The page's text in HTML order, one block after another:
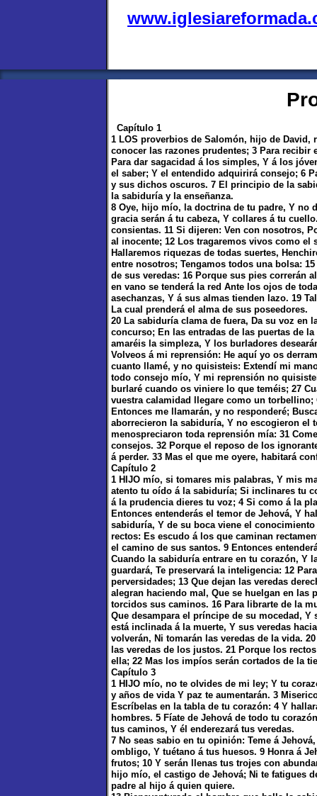
Capítulo 1
1 LOS proverbios de Salomón, hijo de David,
conocer las razones prudentes; 3 Para
Para dar sagacidad á los simples, Y á los
el saber; Y el entendido adquirirá consejo; 6
y sus dichos oscuros. 7 El principio de la
la sabiduría y la enseñanza.
8 Oye, hijo mío, la doctrina de tu padre, Y no
gracia serán á tu cabeza, Y collares á tu
consientas. 11 Si dijeren: Ven con nosotros,
al inocente; 12 Los tragaremos vivos como el
Hallaremos riquezas de todas suertes,
entre nosotros; Tengamos todos una bolsa:
de sus veredas: 16 Porque sus pies correrán
en vano se tenderá la red Ante los ojos de
asechanzas, Y á sus almas tienden lazo. 19
La cual prenderá el alma de sus poseedores.
20 La sabiduría clama de fuera, Da su voz en
concurso; En las entradas de las puertas de
amaréis la simpleza, Y los burladores
Volveos á mi reprensión: He aquí yo os
cuanto llamé, y no quisisteis: Extendí mi
todo consejo mío, Y mi reprensión no
burlaré cuando os viniere lo que teméis; 27
vuestra calamidad llegare como un
Entonces me llamarán, y no responderé;
aborrecieron la sabiduría, Y no escogieron el
menospreciaron toda reprensión mía: 31
consejos. 32 Porque el reposo de los
á perder. 33 Mas el que me oyere, habitará
Capítulo 2
1 HIJO mío, si tomares mis palabras, Y mis
atento tu oído á la sabiduría; Si inclinares tu
á la prudencia dieres tu voz; 4 Si como á la
Entonces entenderás el temor de Jehová, Y
sabiduría, Y de su boca viene el
rectos: Es escudo á los que caminan
el camino de sus santos. 9 Entonces
Cuando la sabiduría entrare en tu corazón, Y
guardará, Te preservará la inteligencia: 12
perversidades; 13 Que dejan las veredas
alegran haciendo mal, Que se huelgan en las
torcidos sus caminos. 16 Para librarte de la
Que desampara el príncipe de su mocedad,
está inclinada á la muerte, Y sus veredas
volverán, Ni tomarán las veredas de la vida.
las veredas de los justos. 21 Porque los
ella; 22 Mas los impíos serán cortados de la
Capítulo 3
1 HIJO mío, no te olvides de mi ley; Y tu
y años de vida Y paz te aumentarán. 3
Escríbelas en la tabla de tu corazón: 4 Y
hombres. 5 Fíate de Jehová de todo tu
tus caminos, Y él enderezará tus veredas.
7 No seas sabio en tu opinión: Teme á
ombligo, Y tuétano á tus huesos. 9 Honra á
frutos; 10 Y serán llenas tus trojes con
hijo mío, el castigo de Jehová; Ni te fatigues
padre al hijo á quien quiere.